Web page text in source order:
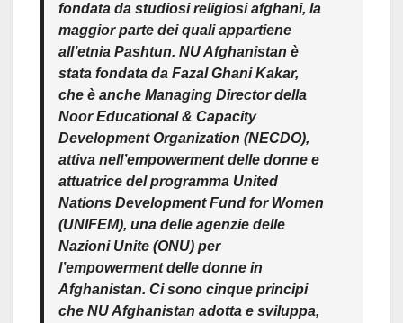
fondata da studiosi religiosi afghani, la
maggior parte dei quali appartiene
all’etnia Pashtun. NU Afghanistan è
stata fondata da Fazal Ghani Kakar,
che è anche Managing Director della
Noor Educational & Capacity
Development Organization (NECDO),
attiva nell’empowerment delle donne e
attuatrice del programma United
Nations Development Fund for Women
(UNIFEM), una delle agenzie delle
Nazioni Unite (ONU) per
l’empowerment delle donne in
Afghanistan. Ci sono cinque principi
che NU Afghanistan adotta e sviluppa,